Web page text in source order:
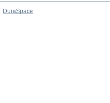
DuraSpace